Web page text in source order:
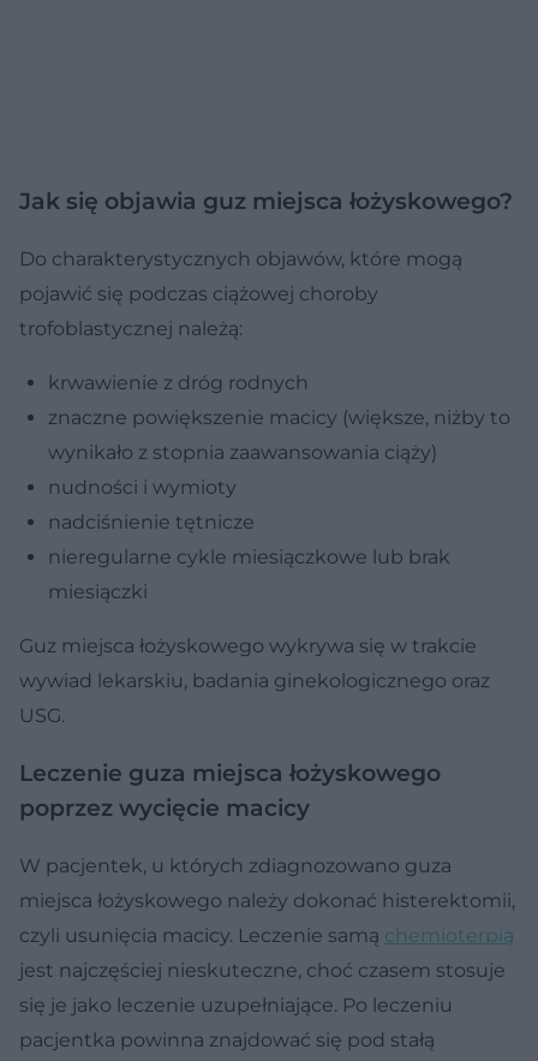
Jak się objawia guz miejsca łożyskowego?
Do charakterystycznych objawów, które mogą
pojawić się podczas ciążowej choroby
trofoblastycznej należą:
krwawienie z dróg rodnych
znaczne powiększenie macicy (większe, niżby to
wynikało z stopnia zaawansowania ciąży)
nudności i wymioty
nadciśnienie tętnicze
nieregularne cykle miesiączkowe lub brak
miesiączki
Guz miejsca łożyskowego wykrywa się w trakcie
wywiad lekarskiu, badania ginekologicznego oraz
USG.
Leczenie guza miejsca łożyskowego
poprzez wycięcie macicy
W pacjentek, u których zdiagnozowano guza
miejsca łożyskowego należy dokonać histerektomii,
czyli usunięcia macicy. Leczenie samą chemioterpią
jest najczęściej nieskuteczne, choć czasem stosuje
się je jako leczenie uzupełniające. Po leczeniu
pacjentka powinna znajdować się pod stałą